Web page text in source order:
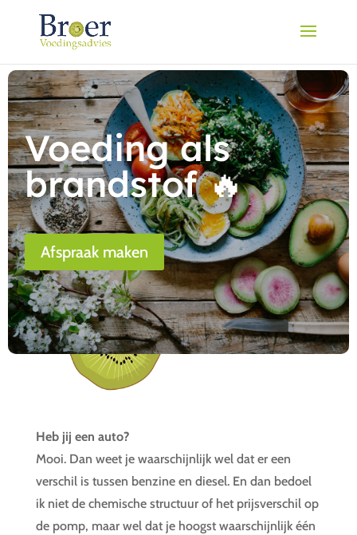
Voeding als
brandstof 🔥
Afspraak maken
Heb jij een auto?
Mooi. Dan weet je waarschijnlijk wel dat er een
verschil is tussen benzine en diesel. En dan bedoel
ik niet de chemische structuur of het prijsverschil op
de pomp, maar wel dat je hoogst waarschijnlijk één